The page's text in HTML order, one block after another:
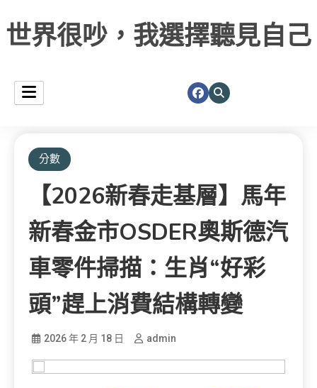
世界很吵，我選擇聽見自己
分數
【2026新春走基層】馬年
新春金市OSDER奧斯德汽
車零件掃描：生肖“好彩
頭”趕上消費結構轉變
2026 年 2 月 18 日 admin